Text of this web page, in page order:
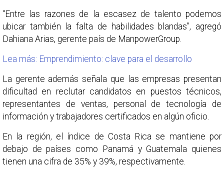
“Entre las razones de la escasez de talento podemos
ubicar también la falta de habilidades blandas”, agregó
Dahiana Arias, gerente país de ManpowerGroup.
Lea más: Emprendimiento: clave para el desarrollo
La gerente además señala que las empresas presentan
dificultad en reclutar candidatos en puestos técnicos,
representantes de ventas, personal de tecnología de
información y trabajadores certificados en algún oficio.
En la región, el índice de Costa Rica se mantiene por
debajo de países como Panamá y Guatemala quienes
tienen una cifra de 35% y 39%, respectivamente.